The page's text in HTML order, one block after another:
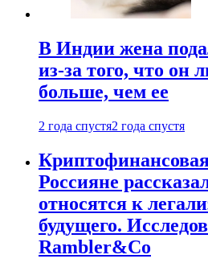
В Индии жена
из-за того, что он
больше, чем ее
2 года спустя2 года спустя
Россияне
относятся к
будущего.
Rambler&Co